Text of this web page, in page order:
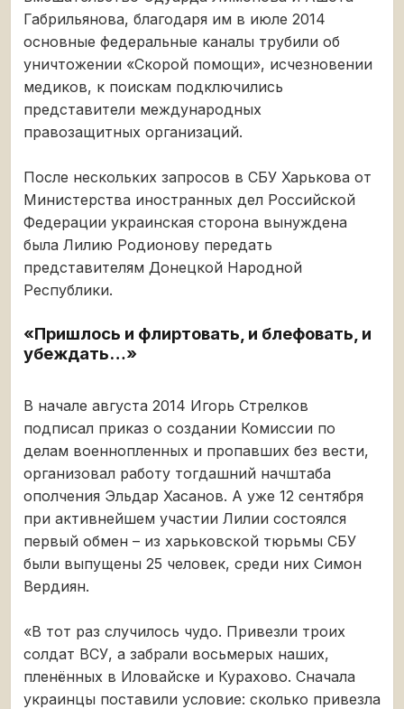
Габрильянова, благодаря им в июле 2014
основные федеральные каналы трубили об
уничтожении «Скорой помощи», исчезновении
медиков, к поискам подключились
представители международных
правозащитных организаций.
После нескольких запросов в СБУ Харькова от
Министерства иностранных дел Российской
Федерации украинская сторона вынуждена
была Лилию Родионову передать
представителям Донецкой Народной
Республики.
«Пришлось и флиртовать, и блефовать, и
убеждать…»
В начале августа 2014 Игорь Стрелков
подписал приказ о создании Комиссии по
делам военнопленных и пропавших без вести,
организовал работу тогдашний начштаба
ополчения Эльдар Хасанов. А уже 12 сентября
при активнейшем участии Лилии состоялся
первый обмен – из харьковской тюрьмы СБУ
были выпущены 25 человек, среди них Симон
Вердиян.
«В тот раз случилось чудо. Привезли троих
солдат ВСУ, а забрали восьмерых наших,
пленённых в Иловайске и Курахово. Сначала
украинцы поставили условие: сколько привезла